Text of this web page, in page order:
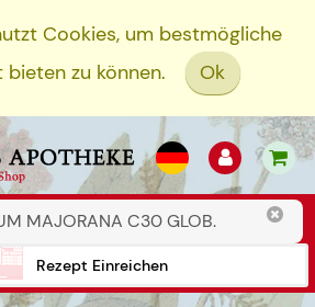
Cookies, um bestmögliche
zu können.
Ok
Rezept Einreichen